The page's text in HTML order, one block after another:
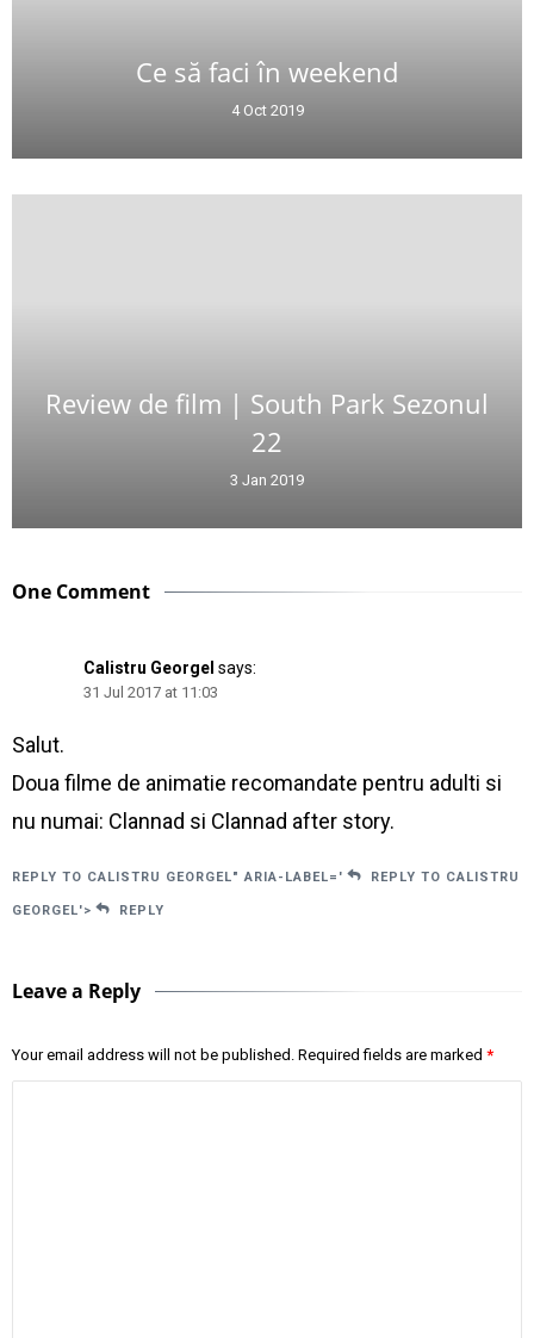
Ce să faci în weekend
4 Oct 2019
Review de film | South Park Sezonul
22
3 Jan 2019
One Comment
Calistru Georgel says:
31 Jul 2017 at 11:03
Salut.
Doua filme de animatie recomandate pentru adulti si
nu numai: Clannad si Clannad after story.
REPLY TO CALISTRU GEORGEL" ARIA-LABEL=' REPLY TO CALISTRU
GEORGEL'> REPLY
Leave a Reply
Your email address will not be published. Required fields are marked *